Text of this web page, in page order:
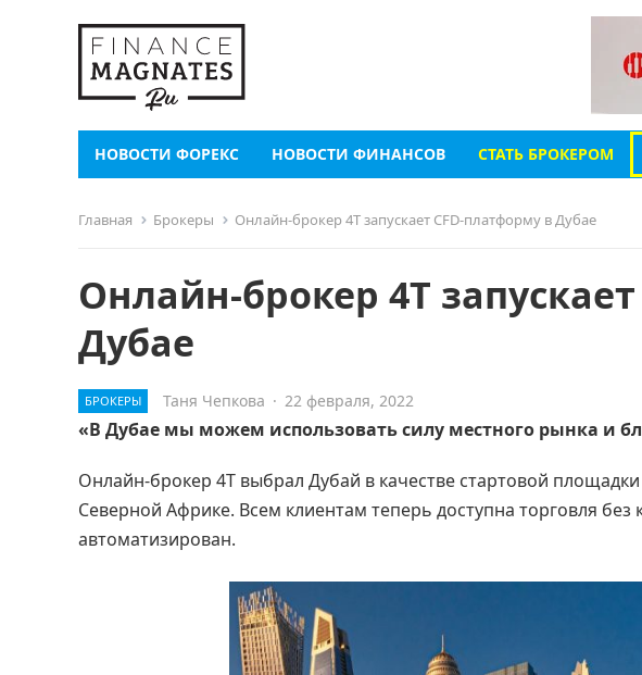
НОВОСТИ ФОРЕКС НОВОСТИ ФИНАНСОВ СТАТЬ БРОКЕРОМ
Главная Брокеры Онлайн-брокер 4T запускает CFD-платформу в Дубае
Онлайн-брокер 4T
Дубае
БРОКЕРЫ Таня Чепкова · 22 февраля, 2022
«В Дубае мы можем использовать силу местного рынка и
Онлайн-брокер 4T выбрал Дубай в качестве стартовой
Северной Африке. Всем клиентам теперь доступна торговля
автоматизирован.